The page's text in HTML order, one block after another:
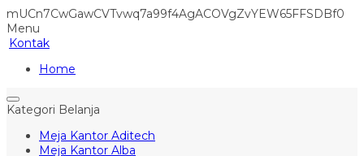
mUCn7CwGawCVTvwq7a99f4AgACOVgZvYEW65FFSDBf0
Menu
Kontak
Home
Kategori Belanja
Meja Kantor Aditech
Meja Kantor Alba